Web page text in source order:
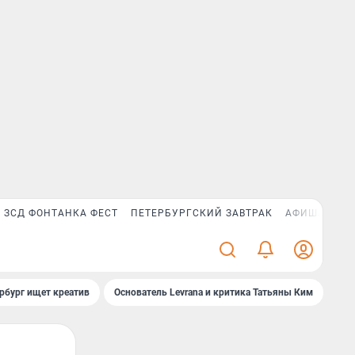
ЗСД ФОНТАНКА ФЕСТ ПЕТЕРБУРГСКИЙ ЗАВТРАК АФИША PLUS
ищет креатив Основатель Levrana и критика Татьяны Ким